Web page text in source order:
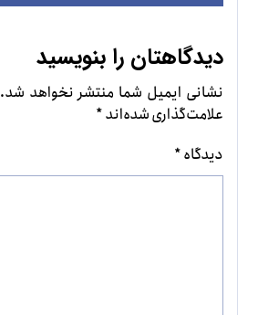
دیدگاهتان را بنویسید
نشانی ایمیل شما منتشر نخواهد شد.
علامت‌گذاری شده‌اند*
دیدگاه*